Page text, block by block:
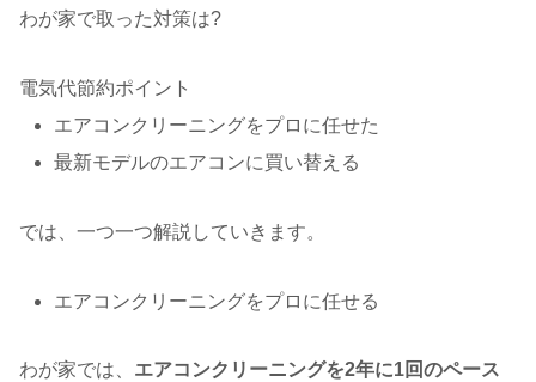
わが家で取った対策は?
電気代節約ポイント
エアコンクリーニングをプロに任せた
最新モデルのエアコンに買い替える
では、一つ一つ解説していきます。
エアコンクリーニングをプロに任せる
わが家では、 エアコンクリーニングを2年に1回のペース